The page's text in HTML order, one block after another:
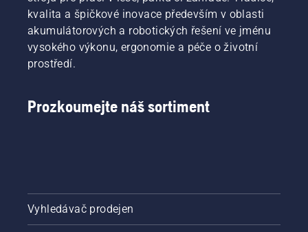
kvalita a špičkové inovace především v oblasti
akumulátorových a robotických řešení ve jménu
vysokého výkonu, ergonomie a péče o životní
prostředí.
Prozkoumejte náš sortiment
Vyhledávač prodejen